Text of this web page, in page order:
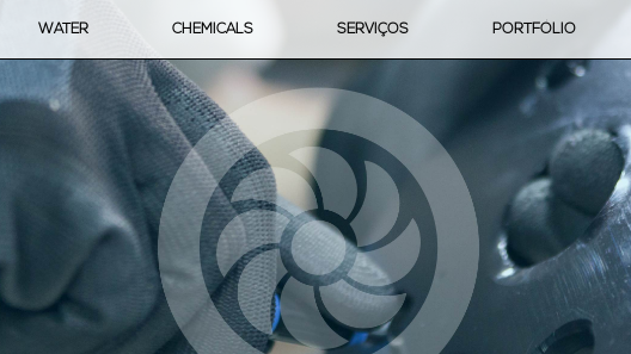
WATER CHEMICALS SERVIÇOS PORTFÓLIO